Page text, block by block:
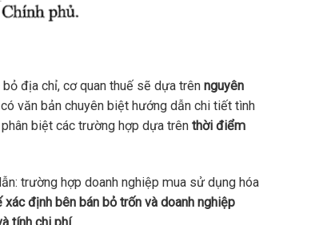
địa chỉ, cơ quan thuế sẽ dựa trên nguyên
văn bản chuyên biệt hướng dẫn chi tiết tình
biệt các trường hợp dựa trên thời điểm
trường hợp doanh nghiệp mua sử dụng hóa
định bên bán bỏ trốn và doanh nghiệp